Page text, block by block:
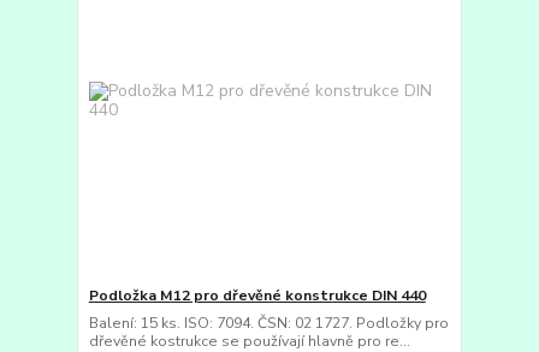
Podložka M12 pro dřevěné konstrukce DIN 440
Balení: 15 ks. ISO: 7094. ČSN: 02 1727. Podložky pro
dřevěné kostrukce se používají hlavně pro re...